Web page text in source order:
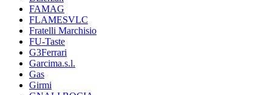
FAMAG
FLAMESVLC
Fratelli Marchisio
FU-Taste
G3Ferrari
Garcima.s.l.
Gas
Girmi